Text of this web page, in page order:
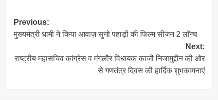
Post
navigation
Previous:
मुख्यमंत्री धामी ने किया आवाज़ सुनो पहाड़ों की फिल्म सीजन 2 लॉन्च
Next:
राष्ट्रीय महासचिव कांग्रेस व मंगलौर विधायक काजी निजामुद्दीन की ओर
से गणतंत्र दिवस की हार्दिक शुभकामनाएं